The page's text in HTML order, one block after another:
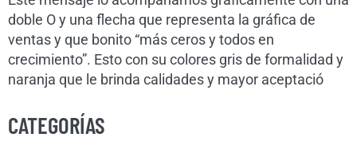
doble O y una flecha que representa la gráfica de
ventas y que bonito “más ceros y todos en
crecimiento”. Esto con su colores gris de formalidad y
naranja que le brinda calidades y mayor aceptació
CATEGORÍAS